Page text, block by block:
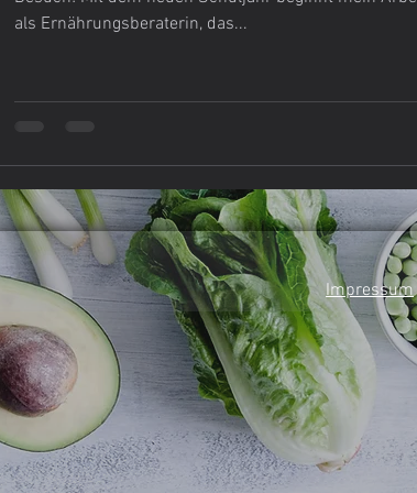
als Ernährungsberaterin, das...
Impressum